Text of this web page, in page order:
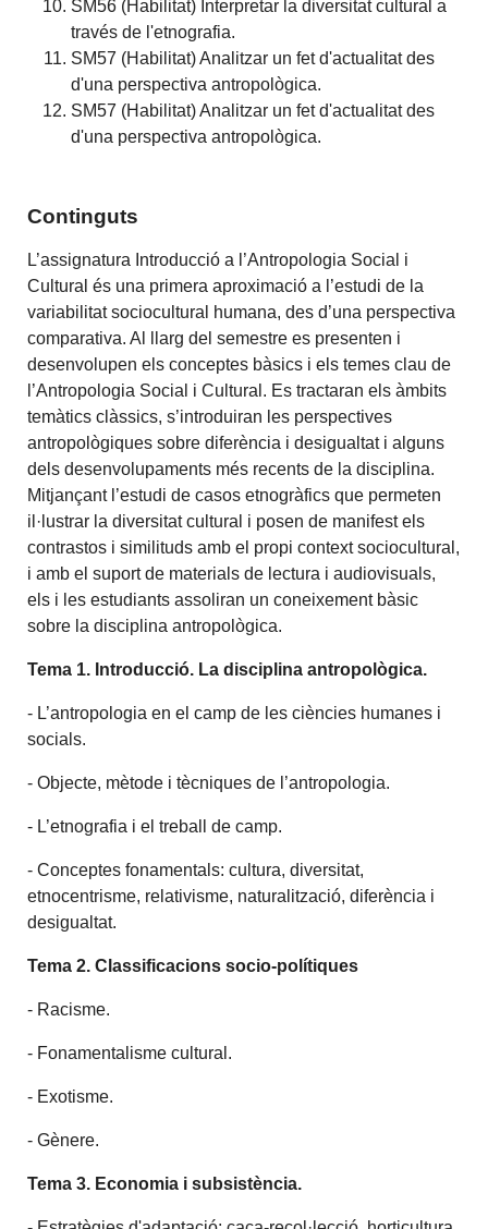
SM56 (Habilitat) Interpretar la diversitat cultural a
través de l'etnografia.
SM57 (Habilitat) Analitzar un fet d'actualitat des
d'una perspectiva antropològica.
SM57 (Habilitat) Analitzar un fet d'actualitat des
d'una perspectiva antropològica.
Continguts
L’assignatura Introducció a l’Antropologia Social i
Cultural és una primera aproximació a l’estudi de la
variabilitat sociocultural humana, des d’una perspectiva
comparativa. Al llarg del semestre es presenten i
desenvolupen els conceptes bàsics i els temes clau de
l’Antropologia Social i Cultural. Es tractaran els àmbits
temàtics clàssics, s’introduiran les perspectives
antropològiques sobre diferència i desigualtat i alguns
dels desenvolupaments més recents de la disciplina.
Mitjançant l’estudi de casos etnogràfics que permeten
il·lustrar la diversitat cultural i posen de manifest els
contrastos i similituds amb el propi context sociocultural,
i amb el suport de materials de lectura i audiovisuals,
els i les estudiants assoliran un coneixement bàsic
sobre la disciplina antropològica.
Tema 1. Introducció. La disciplina antropològica.
- L’antropologia en el camp de les ciències humanes i
socials.
- Objecte, mètode i tècniques de l’antropologia.
- L’etnografia i el treball de camp.
- Conceptes fonamentals: cultura, diversitat,
etnocentrisme, relativisme, naturalització, diferència i
desigualtat.
Tema 2. Classificacions socio-polítiques
- Racisme.
- Fonamentalisme cultural.
- Exotisme.
- Gènere.
Tema 3. Economia i subsistència.